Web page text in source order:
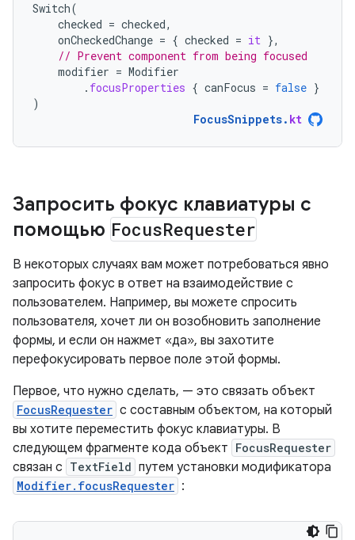
Switch(
checked = checked,
onCheckedChange = { checked = it },
// Prevent component from being focused
modifier = Modifier
. focusProperties { canFocus = false }
)
FocusSnippets. kt
Запросить фокус клавиатуры с
помощью FocusRequester
В некоторых случаях вам может потребоваться явно
запросить фокус в ответ на взаимодействие с
пользователем. Например, вы можете спросить
пользователя, хочет ли он возобновить заполнение
формы, и если он нажмет «да», вы захотите
перефокусировать первое поле этой формы.
Первое, что нужно сделать, — это связать объект
FocusRequester с составным объектом, на который
вы хотите переместить фокус клавиатуры. В
следующем фрагменте кода объект FocusRequester
связан с TextField путем установки модификатора
Modifier.focusRequester :